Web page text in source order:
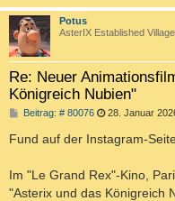
Potus
AsterIX Established
Re: Neuer
Königreich Nubien"
Beitrag: # 80076B
i
t
a
g
28. Januar
Fund auf der Instagram-
Im "Le Grand Rex"-Kino,
"Asterix und das Königreich